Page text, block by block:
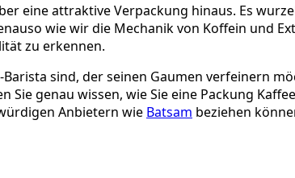
eine attraktive Verpackung hinaus. Es
wie wir die Mechanik von Koffein und
zu erkennen.
sind, der seinen Gaumen verfeinern
genau wissen, wie Sie eine Packung
Anbietern wie Batsam beziehen